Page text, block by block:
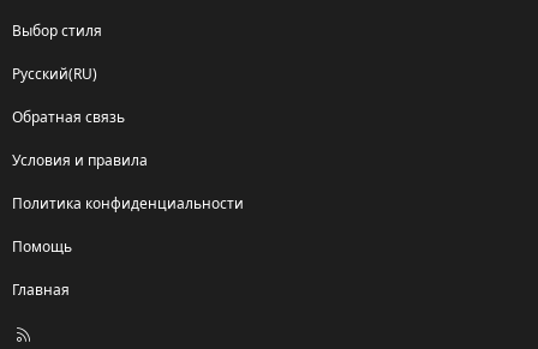
Выбор стиля
Русский(RU)
Обратная связь
Условия и правила
Политика конфиденциальности
Помощь
Главная
R